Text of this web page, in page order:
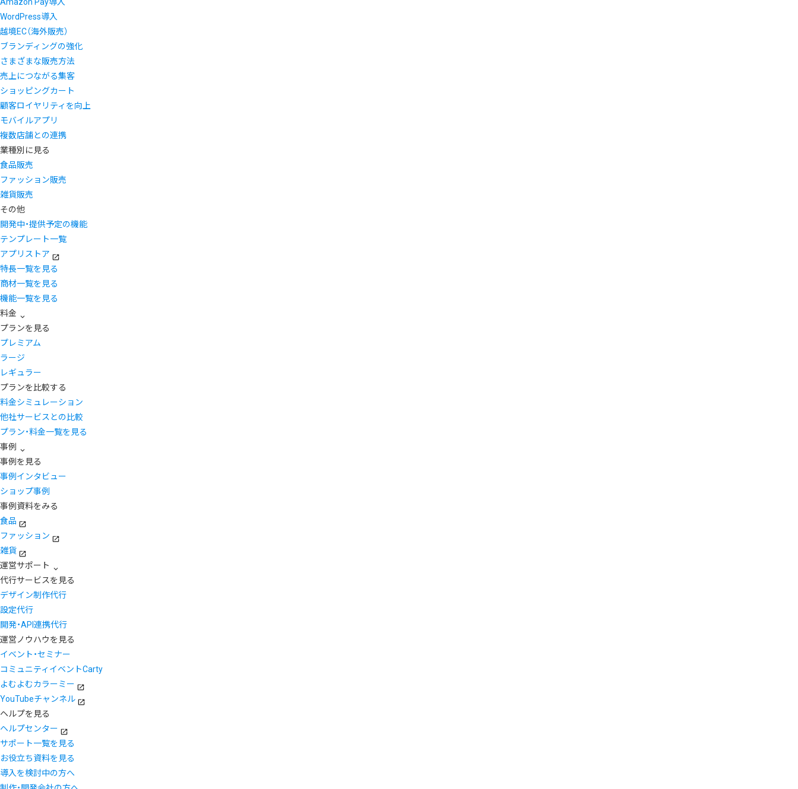
WordPress導入
越境EC（海外販売）
ブランディングの強化
さまざまな販売方法
売上につながる集客
ショッピングカート
顧客ロイヤリティを向上
モバイルアプリ
複数店舗との連携
業種別に見る
食品販売
ファッション販売
雑貨販売
その他
開発中・提供予定の機能
テンプレート一覧
アプリストア
特長一覧を見る
商材一覧を見る
機能一覧を見る
料金
プランを見る
プレミアム
ラージ
レギュラー
プランを比較する
料金シミュレーション
他社サービスとの比較
プラン・料金一覧を見る
事例
事例を見る
事例インタビュー
ショップ事例
事例資料をみる
食品
ファッション
雑貨
運営サポート
代行サービスを見る
デザイン制作代行
設定代行
開発・API連携代行
運営ノウハウを見る
イベント・セミナー
コミュニティイベントCarty
よむよむカラーミー
YouTubeチャンネル
ヘルプを見る
ヘルプセンター
サポート一覧を見る
お役立ち資料を見る
導入を検討中の方へ